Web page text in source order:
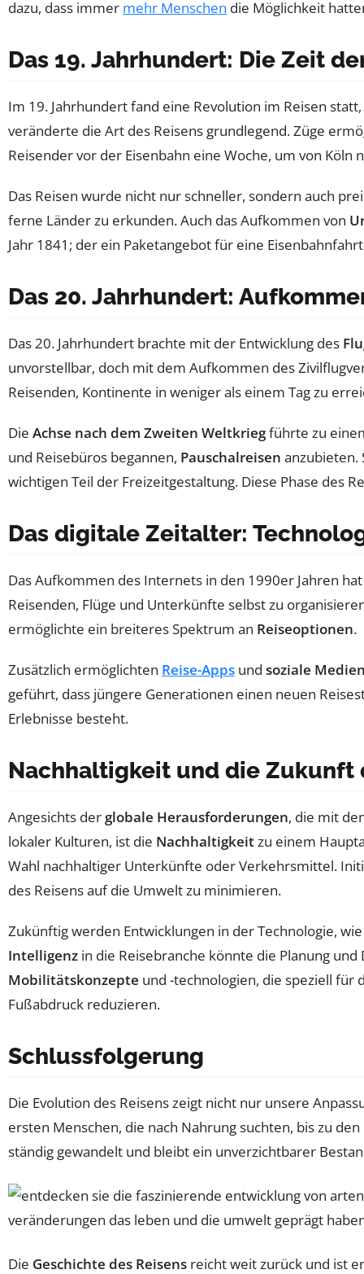
dazu, dass immer mehr Menschen die Möglichkeit
Das 19. Jahrhundert: Die Zeit
Im 19. Jahrhundert fand eine Revolution im Reisen
veränderte die Art des Reisens grundlegend. Züge
Reisender vor der Eisenbahn eine Woche, um von
Das Reisen wurde nicht nur schneller, sondern auch
ferne Länder zu erkunden. Auch das Aufkommen von
Jahr 1841; der ein Paketangebot für eine
Das 20. Jahrhundert:
Das 20. Jahrhundert brachte mit der Entwicklung des
unvorstellbar, doch mit dem Aufkommen des
Reisenden, Kontinente in weniger als einem Tag zu
Die Achse nach dem Zweiten Weltkriegführte zu
und Reisebüros begannen, Pauschalreisen anzubieten.
wichtigen Teil der Freizeitgestaltung. Diese Phase des
Das digitale Zeitalter:
Das Aufkommen des Internets in den 1990er Jahren
Reisenden, Flüge und Unterkünfte selbst zu
ermöglichte ein breiteres Spektrum an Reiseoptionen.
Zusätzlich ermöglichten Reise-Apps und soziale
geführt, dass jüngere Generationen einen neuen
Erlebnisse besteht.
Nachhaltigkeit und die Zukunft
Angesichts der globale Herausforderungen, die mit
lokaler Kulturen, ist die Nachhaltigkeitzu einem
Wahl nachhaltiger Unterkünfte oder Verkehrsmittel.
des Reisens auf die Umwelt zu minimieren.
Zukünftig werden Entwicklungen in der Technologie,
Intelligenz in die Reisebranche könnte die Planung
Mobilitätskonzepte und -technologien, die speziell für
Fußabdruck reduzieren.
Schlussfolgerung
Die Evolution des Reisens zeigt nicht nur unsere
ersten Menschen, die nach Nahrung suchten, bis zu
ständig gewandelt und bleibt ein unverzichtbarer
Die Geschichte des Reisens reicht weit zurück und ist